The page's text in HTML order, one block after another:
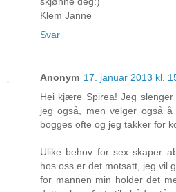
Klem Janne
Svar
Anonym 17. januar 2013 kl.
Hei kjære Spirea! Jeg
jeg også, men velger også
bogges ofte og jeg takker for
Ulike behov for sex skaper
hos oss er det motsatt, jeg vil
for mannen min holder det